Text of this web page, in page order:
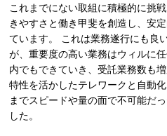
これまでにない取組に積極的に挑
きやすさと働き甲斐を創造し、安
ています。 これは業務遂行にも良
が、重要度の高い業務はウィルに
内でもできていき、受託業務数も
特性を活かしたテレワークと自動
までスピードや量の面で不可能だ
した。